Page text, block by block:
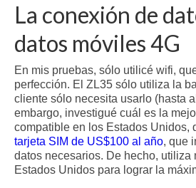
La conexión de
datos móviles 4G
En mis pruebas, sólo utilicé wifi,
perfección. El ZL35 sólo utiliza la
cliente sólo necesita usarlo (hasta
embargo, investigué cuál es la
compatible en los Estados Unidos,
tarjeta SIM de US$100 al año, que
datos necesarios. De hecho, utiliza
Estados Unidos para lograr la